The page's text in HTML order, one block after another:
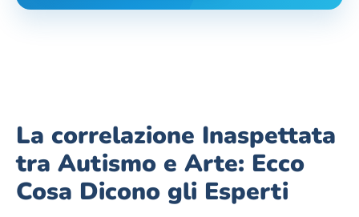
La correlazione Inaspettata
tra Autismo e Arte: Ecco
Cosa Dicono gli Esperti